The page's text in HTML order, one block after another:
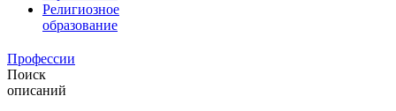
Религиозное
образование
Профессии
Поиск
описаний